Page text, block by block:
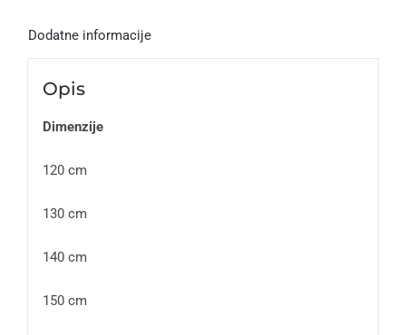
Dodatne informacije
Opis
Dimenzije
120 cm
130 cm
140 cm
150 cm